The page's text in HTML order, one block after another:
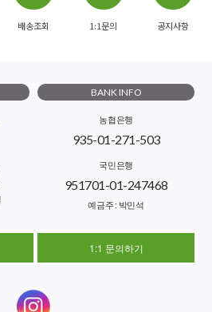
배송조회 1:1문의 공지사항
BANK INFO
농협은행
935-01-271-503
국민은행
951701-01-247468
예금주 : 박민석
1:1 문의하기